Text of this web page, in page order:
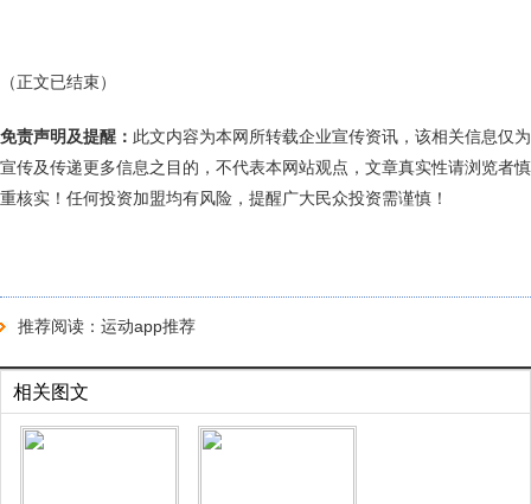
（正文已结束）
免责声明及提醒： 此文内容为本网所转载企业宣传资讯，该相关信息仅为
宣传及传递更多信息之目的，不代表本网站观点，文章真实性请浏览者慎
重核实！任何投资加盟均有风险，提醒广大民众投资需谨慎！
推荐阅读： 运动app推荐
相关图文